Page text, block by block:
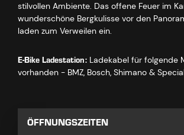
stilvollen Ambiente. Das offene Feuer im
wunderschöne Bergkulisse vor den
laden zum Verweilen ein.
E-Bike Ladestation: Ladekabel für folgende
vorhanden - BMZ, Bosch, Shimano &
ÖFFNUNGSZEITEN